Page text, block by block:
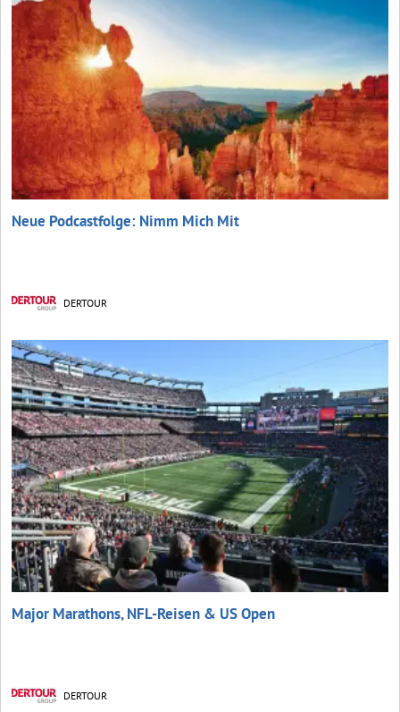
Neue Podcastfolge: Nimm Mich Mit
DERTOUR
Major Marathons, NFL-Reisen & US Open
DERTOUR